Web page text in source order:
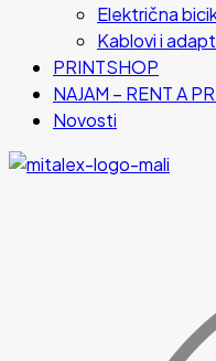
Električna
Kablovi i
PRINTSHOP
NAJAM – RENT A
Novosti